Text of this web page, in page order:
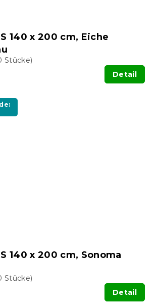
140 x 200 cm, Eiche
Stücke)
Detail
140 x 200 cm, Sonoma
Stücke)
Detail